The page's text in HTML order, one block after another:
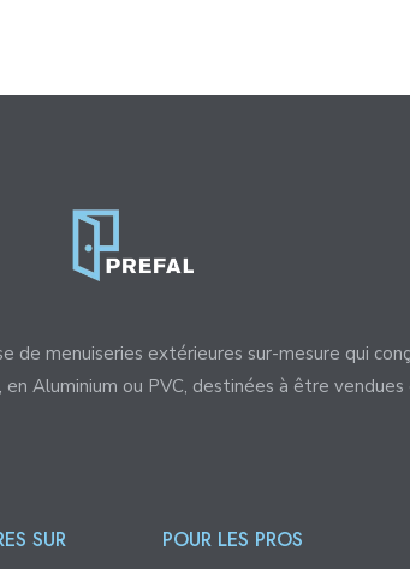
de menuiseries extérieures sur-mesure qui
Aluminium ou PVC, destinées à être
SUR
POUR LES PROS